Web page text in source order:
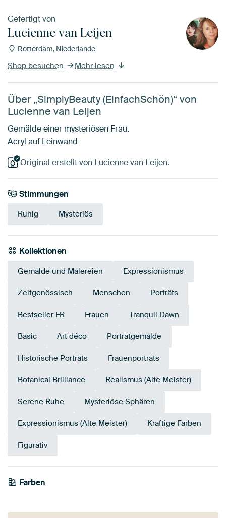
Gefertigt von
Lucienne van Leijen
Rotterdam, Niederlande
Shop besuchen Mehr lesen
Über „SimplyBeauty (EinfachSchön)“ von
Lucienne van Leijen
Gemälde einer mysteriösen Frau.
Acryl auf Leinwand
Original erstellt von Lucienne van Leijen.
Stimmungen
Ruhig Mysteriös
Kollektionen
Gemälde und Malereien Expressionismus
Zeitgenössisch Menschen Porträts
Bestseller FR Frauen Tranquil Dawn
Basic Art déco Porträtgemälde
Historische Porträts Frauenporträts
Botanical Brilliance Realismus (Alte Meister)
Serene Ruhe Mysteriöse Sphären
Expressionismus (Alte Meister) Kräftige Farben
Figurativ
Farben
Anthrazit
Bordeaux
Bronze